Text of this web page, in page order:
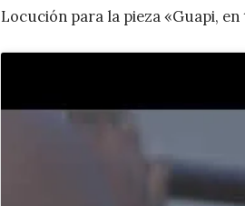
Locución para la pieza «Guapi,